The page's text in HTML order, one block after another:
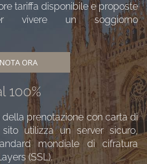
tariffa disponibile e proposte
vivere un soggiorno
ORA
100%
della prenotazione con carta di
utilizza un server sicuro,
mondiale di cifratura
(SSL).